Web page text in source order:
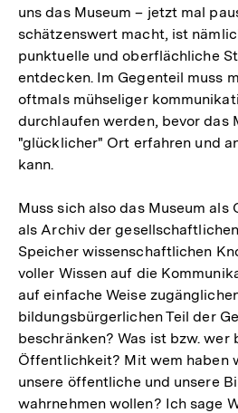
uns das Museum – jetzt mal
schätzenswert macht, ist
punktuelle und oberflächliche
entdecken. Im Gegenteil muss
oftmals mühseliger
durchlaufen werden, bevor das
"glücklicher" Ort erfahren und
kann.
Muss sich also das Museum als
als Archiv der
Speicher wissenschaftlichen
voller Wissen auf die
auf einfache Weise
bildungsbürgerlichen Teil der
beschränken? Was ist bzw. wer
Öffentlichkeit? Mit wem haben
unsere öffentliche und unsere
wahrnehmen wollen? Ich sage